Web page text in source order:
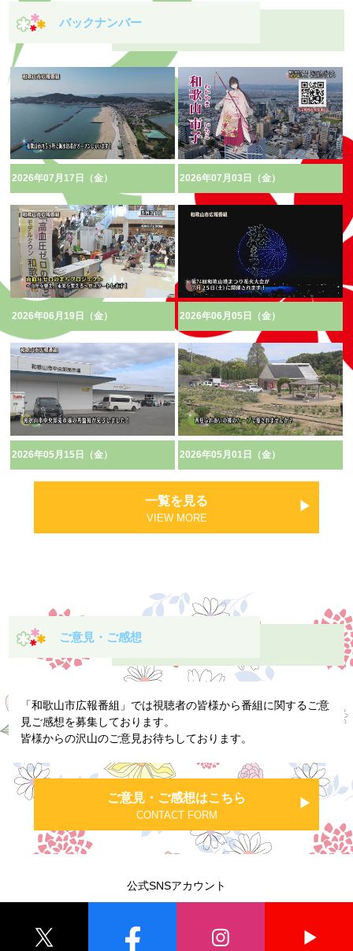
バックナンバー
2026年07月17日（金） 2026年07月03日（金）
2026年06月19日（金） 2026年06月05日（金）
2026年05月15日（金） 2026年05月01日（金）
一覧を見る
VIEW MORE
ご意見・ご感想
「和歌山市広報番組」では視聴者の皆様から番組に関するご意
見ご感想を募集しております。
皆様からの沢山のご意見お待ちしております。
ご意見・ご感想はこちら
CONTACT FORM
公式SNSアカウント